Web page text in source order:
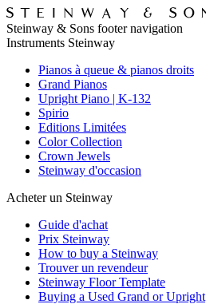
Steinway & Sons footer navigation
Instruments Steinway
Pianos à queue & pianos droits
Grand Pianos
Upright Piano | K-132
Spirio
Editions Limitées
Color Collection
Crown Jewels
Steinway d'occasion
Acheter un Steinway
Guide d'achat
Prix Steinway
How to buy a Steinway
Trouver un revendeur
Steinway Floor Template
Buying a Used Grand or Upright